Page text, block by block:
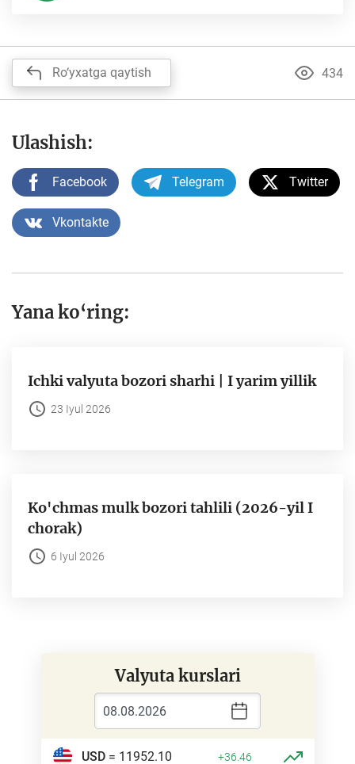
Ro‘yxatga qaytish 434
Ulashish:
Facebook Telegram Twitter
Vkontakte
Yana ko‘ring:
Ichki valyuta bozori sharhi | I yarim yillik
23 Iyul 2026
Ko'chmas mulk bozori tahlili (2026-yil I
chorak)
6 Iyul 2026
Valyuta kurslari
USD= 11952.10 +36.46